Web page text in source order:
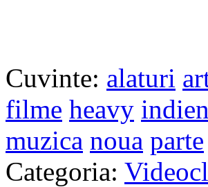
Cuvinte: alaturi
filme heavy
muzica noua parte
Categoria: